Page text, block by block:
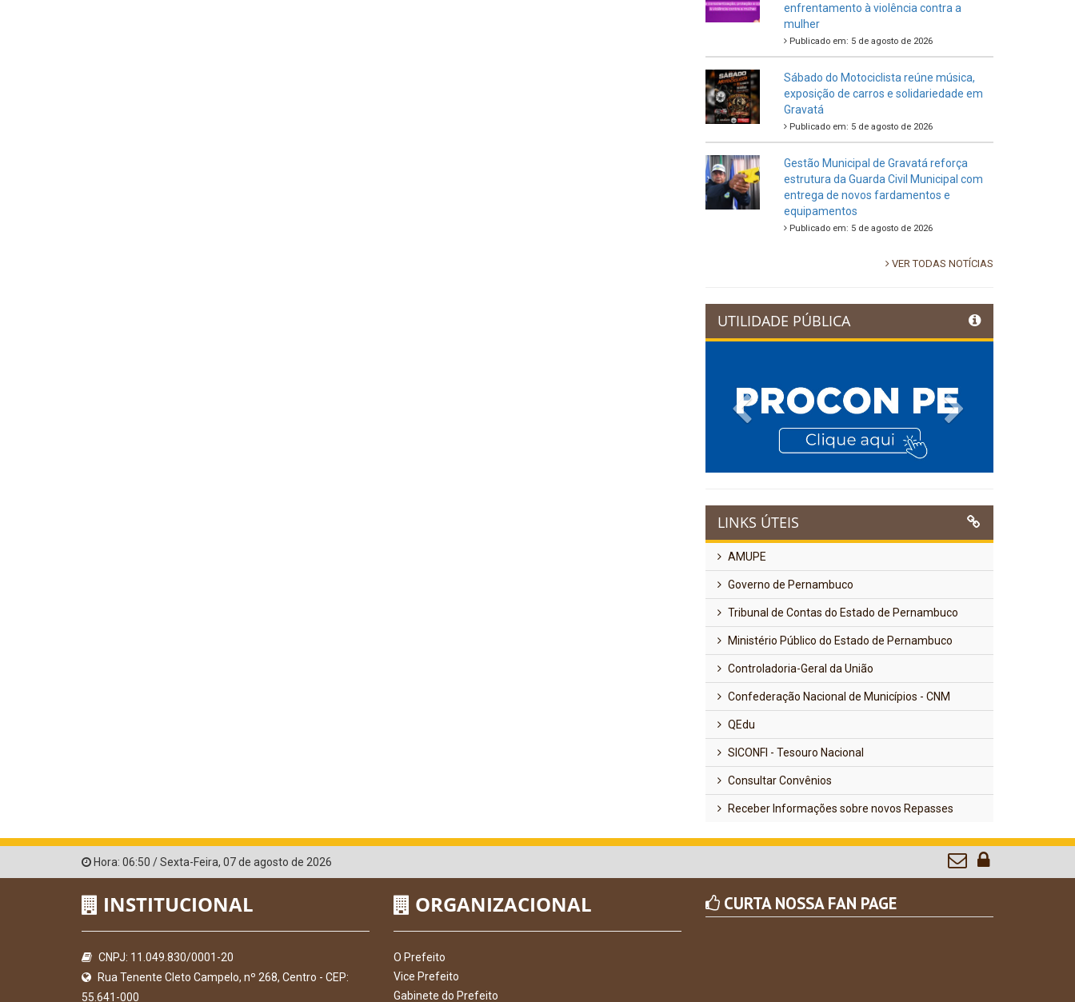
enfrentamento à violência contra a
mulher
Publicado em: 5 de agosto de 2026
Sábado do Motociclista reúne música,
exposição de carros e solidariedade em
Gravatá
Publicado em: 5 de agosto de 2026
Gestão Municipal de Gravatá reforça
estrutura da Guarda Civil Municipal com
entrega de novos fardamentos e
equipamentos
Publicado em: 5 de agosto de 2026
VER TODAS NOTÍCIAS
UTILIDADE PÚBLICA
Previous
LINKS ÚTEIS
AMUPE
Governo de Pernambuco
Tribunal de Contas do Estado de Pernambuco
Ministério Público do Estado de Pernambuco
Controladoria-Geral da União
Confederação Nacional de Municípios - CNM
QEdu
SICONFI - Tesouro Nacional
Consultar Convênios
Receber Informações sobre novos Repasses
Hora: 06:50 /Sexta-Feira, 07 de agosto de 2026
INSTITUCIONAL
CNPJ: 11.049.830/0001-20
Rua Tenente Cleto Campelo, nº 268, Centro - CEP:
55.641-000
ORGANIZACIONAL
O Prefeito
Vice Prefeito
Gabinete do Prefeito
CURTA NOSSA FAN PAGE